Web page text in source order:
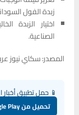
زبدة الفول
اختيار الزبدة
الصناعية.
المصدر: سكاي نيوز
📱 حمل تطبيق أخبار
تحميل من Google Play